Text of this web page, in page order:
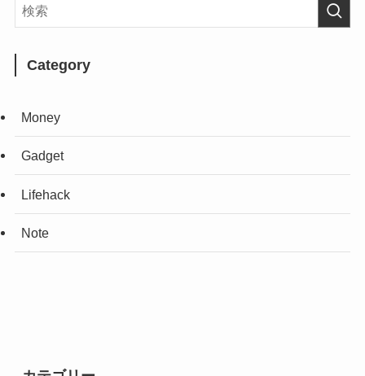
Category
Money
Gadget
Lifehack
Note